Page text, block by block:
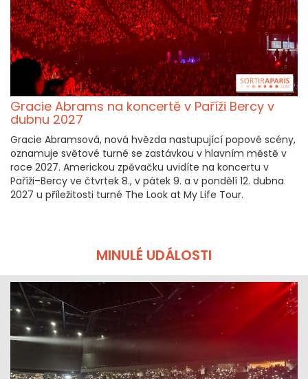
Gracie Abrams na koncertě v Paříži Bercy v
dubnu 2027
Gracie Abramsová, nová hvězda nastupující popové scény,
oznamuje světové turné se zastávkou v hlavním městě v
roce 2027. Americkou zpěvačku uvidíte na koncertu v
Paříži–Bercy ve čtvrtek 8., v pátek 9. a v pondělí 12. dubna
2027 u příležitosti turné The Look at My Life Tour.
MINULÉ UDÁLOSTI